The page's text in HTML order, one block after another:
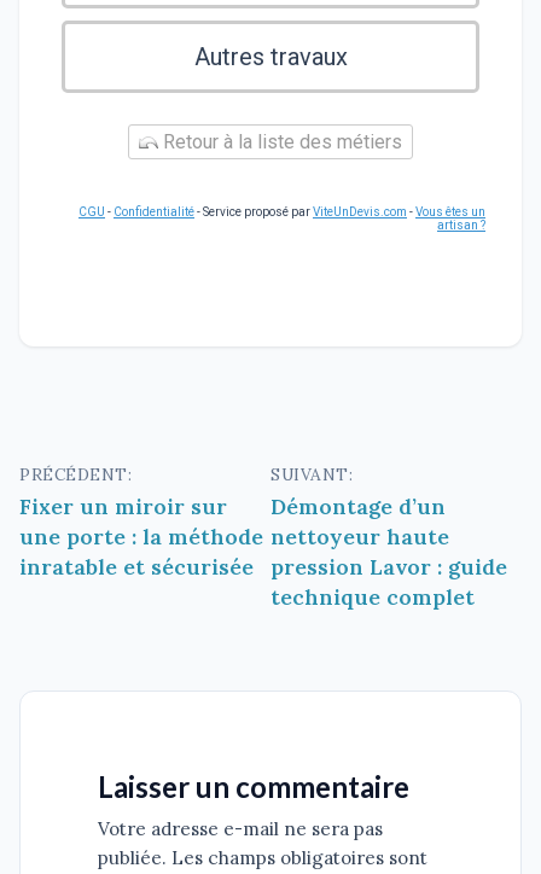
Autres travaux
Retour à la liste des métiers
CGU - Confidentialité- Service proposé parViteUnDevis.com -Vous êtes un
artisan ?
Navigation
de
l’article
PRÉCÉDENT:
Fixer un miroir sur
une porte : la méthode
inratable et sécurisée
SUIVANT:
Démontage d’un
nettoyeur haute
pression Lavor : guide
technique complet
Laisser un commentaire
Votre adresse e-mail ne sera pas
publiée. Les champs obligatoires sont